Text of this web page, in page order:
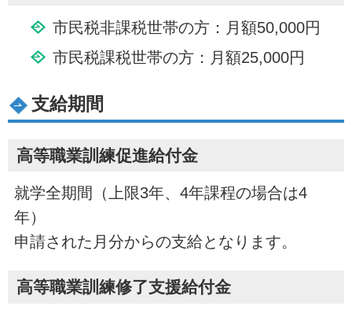
市民税非課税世帯の方：月額50,000円
市民税課税世帯の方：月額25,000円
支給期間
高等職業訓練促進給付金
就学全期間（上限3年、4年課程の場合は4
年）
申請された月分からの支給となります。
高等職業訓練修了支援給付金